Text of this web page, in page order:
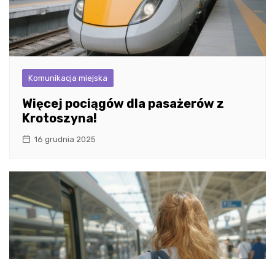
Komunikacja miejska
Więcej pociągów dla pasażerów z
Krotoszyna!
16 grudnia 2025